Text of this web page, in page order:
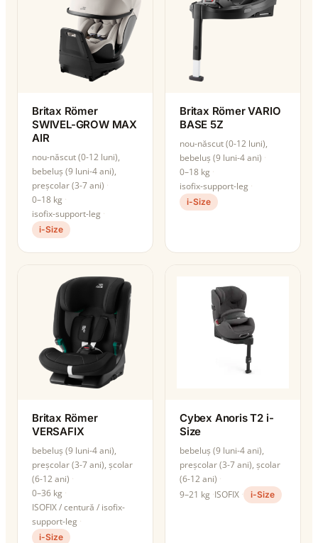
Britax Römer
SWIVEL-GROW MAX
AIR
nou-născut (0-12 luni),
bebeluș (9 luni-4 ani),
preșcolar (3-7 ani)
0–18 kg
isofix-support-leg
i-Size
Britax Römer VARIO
BASE 5Z
nou-născut (0-12 luni),
bebeluș (9 luni-4 ani)
0–18 kg
isofix-support-leg
i-Size
Britax Römer
VERSAFIX
bebeluș (9 luni-4 ani),
preșcolar (3-7 ani), școlar
(6-12 ani)
0–36 kg
ISOFIX / centură / isofix-
support-leg
i-Size
Cybex Anoris T2 i-
Size
bebeluș (9 luni-4 ani),
preșcolar (3-7 ani), școlar
(6-12 ani)
9–21 kg ISOFIX i-Size